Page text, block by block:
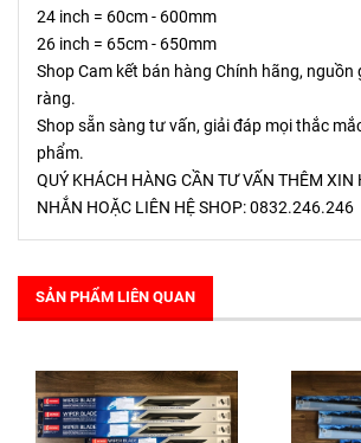
24 inch = 60cm - 600mm
26 inch = 65cm - 650mm
Shop Cam kết bán hàng Chính hãng, nguồn
ràng.
Shop sẵn sàng tư vấn, giải đáp mọi thắc
phẩm.
QUÝ KHÁCH HÀNG CẦN TƯ VẤN THÊM XIN
NHẮN HOẶC LIÊN HỆ SHOP: 0832.246.246
SẢN PHẨM LIÊN QUAN